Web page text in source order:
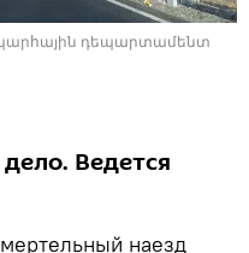
դեպարտամենտ
Ведется
наезд